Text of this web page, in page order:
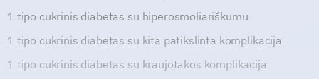
1 tipo cukrinis diabetas su hiperosmoliariškumu
1 tipo cukrinis diabetas su kita patikslinta komplikacija
1 tipo cukrinis diabetas su kraujotakos komplikacija